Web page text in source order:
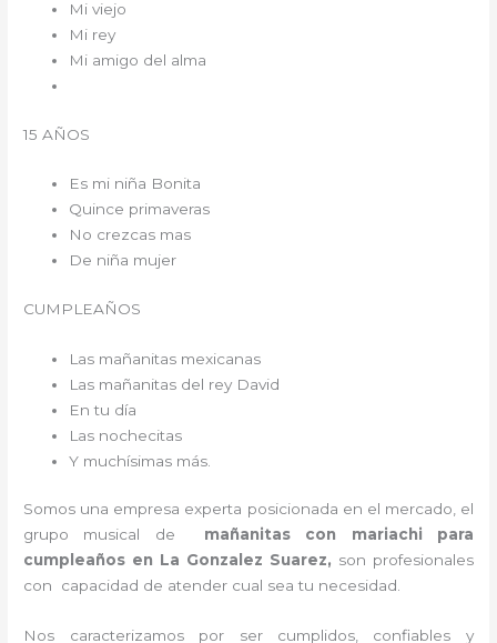
Mi viejo
Mi rey
Mi amigo del alma
15 AÑOS
Es mi niña Bonita
Quince primaveras
No crezcas mas
De niña mujer
CUMPLEAÑOS
Las mañanitas mexicanas
Las mañanitas del rey David
En tu día
Las nochecitas
Y muchísimas más.
Somos una empresa experta posicionada en el mercado, el
grupo musical de mañanitas con mariachi para
cumpleaños en La Gonzalez Suarez, son profesionales
con capacidad de atender cual sea tu necesidad.
Nos caracterizamos por ser cumplidos, confiables y